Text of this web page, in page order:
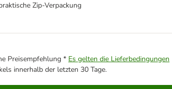
Zip-Verpackung
Preisempfehlung * Es gelten die Lieferbedingungen
innerhalb der letzten 30 Tage.